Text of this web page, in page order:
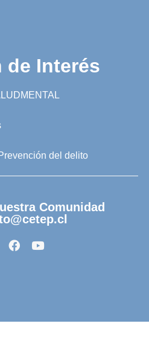
de Interés
del delito
Comunidad